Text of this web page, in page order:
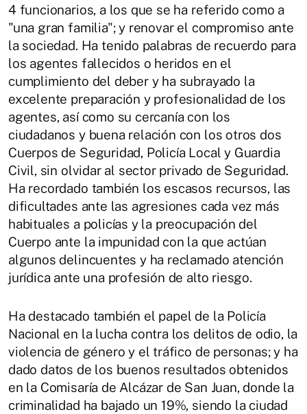
4 funcionarios, a los que se ha referido como a
"una gran familia"; y renovar el compromiso ante
la sociedad. Ha tenido palabras de recuerdo para
los agentes fallecidos o heridos en el
cumplimiento del deber y ha subrayado la
excelente preparación y profesionalidad de los
agentes, así como su cercanía con los
ciudadanos y buena relación con los otros dos
Cuerpos de Seguridad, Policía Local y Guardia
Civil, sin olvidar al sector privado de Seguridad.
Ha recordado también los escasos recursos, las
dificultades ante las agresiones cada vez más
habituales a policías y la preocupación del
Cuerpo ante la impunidad con la que actúan
algunos delincuentes y ha reclamado atención
jurídica ante una profesión de alto riesgo.
Ha destacado también el papel de la Policía
Nacional en la lucha contra los delitos de odio, la
violencia de género y el tráfico de personas; y ha
dado datos de los buenos resultados obtenidos
en la Comisaría de Alcázar de San Juan, donde la
criminalidad ha bajado un 19%, siendo la ciudad